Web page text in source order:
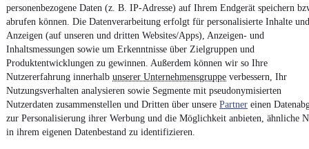
personenbezogene Daten (z. B. IP-Adresse) auf Ihrem Endgerät speichern
abrufen können. Die Datenverarbeitung erfolgt für personalisierte Inhalte und
Anzeigen (auf unseren und dritten Websites/Apps), Anzeigen- und
Inhaltsmessungen sowie um Erkenntnisse über Zielgruppen und
Produktentwicklungen zu gewinnen. Außerdem können wir so Ihre
Nutzererfahrung innerhalb unserer Unternehmensgruppe verbessern, Ihr
Nutzungsverhalten analysieren sowie Segmente mit pseudonymisierten
Nutzerdaten zusammenstellen und Dritten über unsere Partner einen
zur Personalisierung ihrer Werbung und die Möglichkeit anbieten, ähnliche
in ihrem eigenen Datenbestand zu identifizieren.
Powered by
EntdeckeKleinwagen,SUVundWohnmobileund mehr bei
mobile.de